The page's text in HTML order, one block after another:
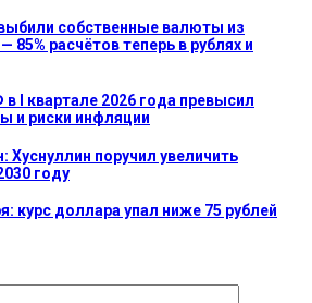
собственные валюты из
85% расчётов теперь в рублях и
I квартале 2026 года превысил
и риски инфляции
Хуснуллин поручил увеличить
году
курс доллара упал ниже 75 рублей